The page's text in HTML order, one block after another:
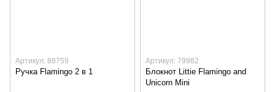
Артикул: 88759
Ручка Flamingo 2 в 1
Артикул: 79982
Блокнот Littie Flamingo and
Unicorn Mini